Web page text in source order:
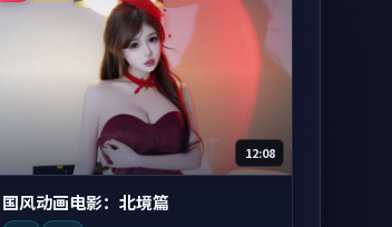
12:08
国风动画电影：北境篇